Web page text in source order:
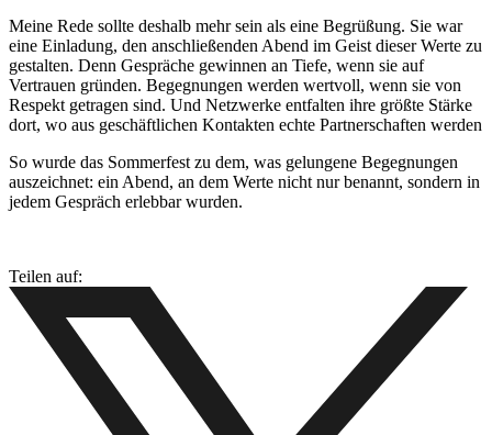
Meine Rede sollte deshalb mehr sein als eine Begrüßung. Sie war
eine Einladung, den anschließenden Abend im Geist dieser Werte zu
gestalten. Denn Gespräche gewinnen an Tiefe, wenn sie auf
Vertrauen gründen. Begegnungen werden wertvoll, wenn sie von
Respekt getragen sind. Und Netzwerke entfalten ihre größte Stärke
dort, wo aus geschäftlichen Kontakten echte Partnerschaften werden
So wurde das Sommerfest zu dem, was gelungene Begegnungen
auszeichnet: ein Abend, an dem Werte nicht nur benannt, sondern in
jedem Gespräch erlebbar wurden.
Teilen auf: